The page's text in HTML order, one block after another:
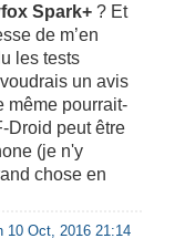
Spark+? Et
de m’en
les tests
un avis
même pourrait-
Droid peut être
(je n'y
chose en
10 Oct, 2016 21:14